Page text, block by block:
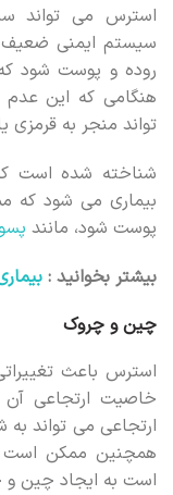
استرس می تواند
سیستم ایمنی ضعیف
روده و پوست شود
هنگامی که این
تواند منجر به قرمزی
شناخته شده است
بیماری می شود که
پوست شود، مانند
بیشتر بخوانید :
چین و چروک
استرس باعث
خاصیت ارتجاعی
ارتجاعی می تواند
همچنین ممکن است
است به ایجاد چین